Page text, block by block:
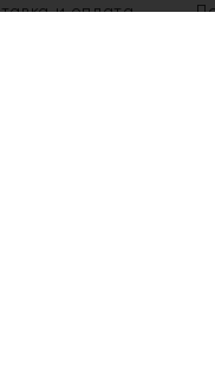
и оплата